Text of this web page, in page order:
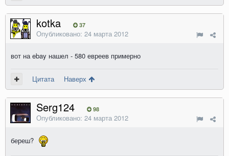
kotka 37
Опубликовано: 24 марта 2012
вот на ebay нашел - 580 евреев примерно
Цитата Наверх
Serg124 98
Опубликовано: 24 марта 2012
береш?